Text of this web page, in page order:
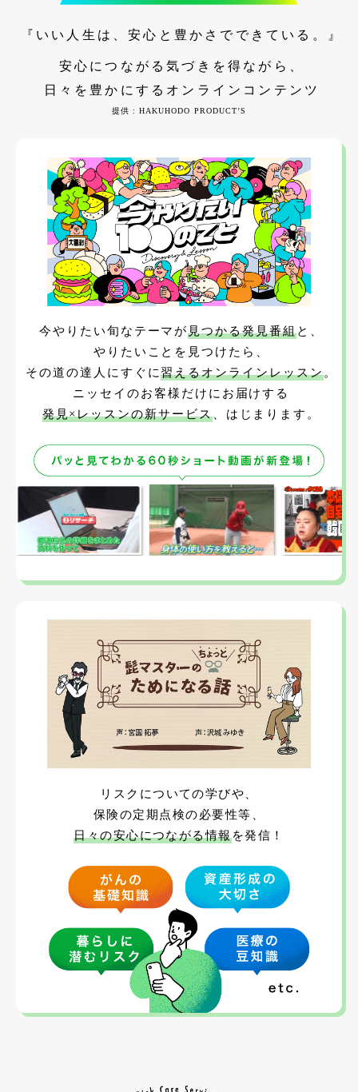
『いい人生は、安心と豊かさでできている。』
安心につながる気づきを得ながら、
日々を豊かにするオンラインコンテンツ
提供 : HAKUHODO PRODUCT’S
今やりたい旬なテーマが見つかる発見番組と、
やりたいことを見つけたら、
その道の達人にすぐに習えるオンラインレッスン。
ニッセイのお客様だけにお届けする
発見×レッスンの新サービス、はじまります。
リスクについての学びや、
保険の定期点検の必要性等、
日々の安心につながる情報を発信！